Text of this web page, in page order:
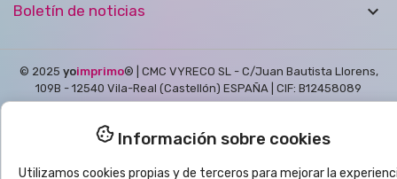
Boletín de noticias 
© 2025 yoimprimo®
| CMC VYRECO SL - C/Juan Bautista Llorens,
109B - 12540 Vila-Real (Castellón) ESPAÑA | CIF: B12458089
Información sobre cookies
Utilizamos cookies propias y de terceros para mejorar la